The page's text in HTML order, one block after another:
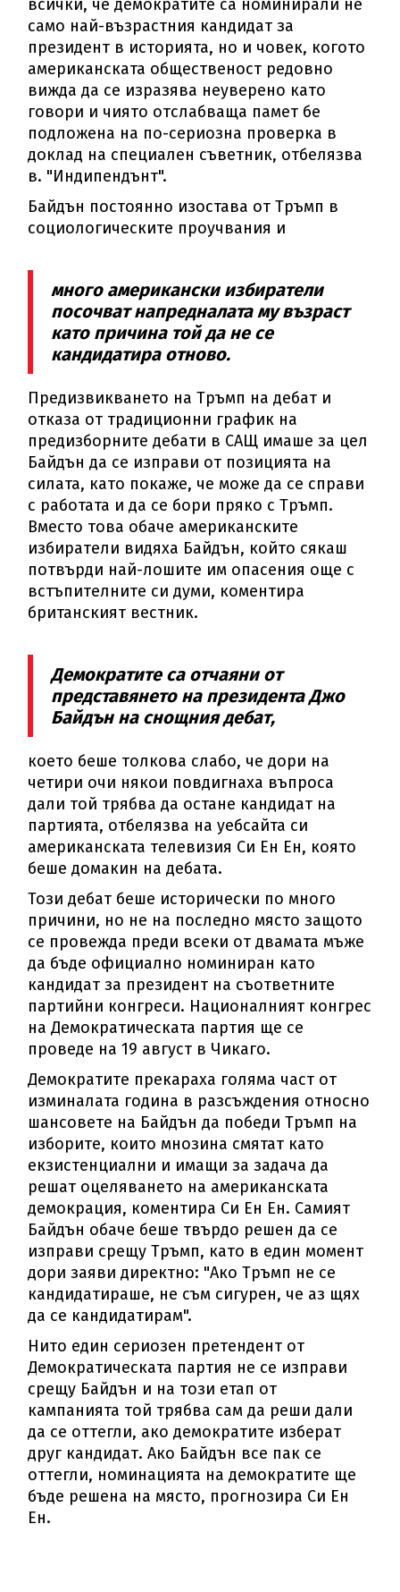
всички, че демократите са номинирали не
само най-възрастния кандидат за
президент в историята, но и човек, когото
американската общественост редовно
вижда да се изразява неуверено като
говори и чиято отслабваща памет бе
подложена на по-сериозна проверка в
доклад на специален съветник, отбелязва
в. "Индипендънт".
Байдън постоянно изостава от Тръмп в
социологическите проучвания и
много американски избиратели
посочват напредналата му възраст
като причина той да не се
кандидатира отново.
Предизвикването на Тръмп на дебат и
отказа от традиционни график на
предизборните дебати в САЩ имаше за цел
Байдън да се изправи от позицията на
силата, като покаже, че може да се справи
с работата и да се бори пряко с Тръмп.
Вместо това обаче американските
избиратели видяха Байдън, който сякаш
потвърди най-лошите им опасения още с
встъпителните си думи, коментира
британският вестник.
Демократите са отчаяни от
представянето на президента Джо
Байдън на снощния дебат,
което беше толкова слабо, че дори на
четири очи някои повдигнаха въпроса
дали той трябва да остане кандидат на
партията, отбелязва на уебсайта си
американската телевизия Си Ен Ен, която
беше домакин на дебата.
Този дебат беше исторически по много
причини, но не на последно място защото
се провежда преди всеки от двамата мъже
да бъде официално номиниран като
кандидат за президент на съответните
партийни конгреси. Националният конгрес
на Демократическата партия ще се
проведе на 19 август в Чикаго.
Демократите прекараха голяма част от
изминалата година в разсъждения относно
шансовете на Байдън да победи Тръмп на
изборите, които мнозина смятат като
екзистенциални и имащи за задача да
решат оцеляването на американската
демокрация, коментира Си Ен Ен. Самият
Байдън обаче беше твърдо решен да се
изправи срещу Тръмп, като в един момент
дори заяви директно: "Ако Тръмп не се
кандидатираше, не съм сигурен, че аз щях
да се кандидатирам".
Нито един сериозен претендент от
Демократическата партия не се изправи
срещу Байдън и на този етап от
кампанията той трябва сам да реши дали
да се оттегли, ако демократите изберат
друг кандидат. Ако Байдън все пак се
оттегли, номинацията на демократите ще
бъде решена на място, прогнозира Си Ен
Ен.